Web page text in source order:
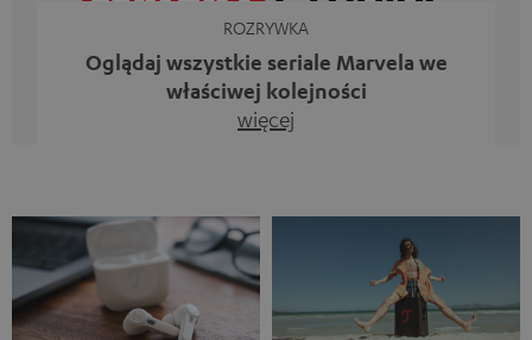
ROZRYWKA
Oglądaj wszystkie seriale Marvela we
właściwej kolejności
więcej
Marvela A gdyby…?, w którym rozgrywane są
alternatywne historie z FUM. Oczywiście fani Marvela
natychmiast rozpoznają, że pierwsze trzy tytuły to filmy
Marvela, podczas gdy ostatnie to tytuły obecnych lub